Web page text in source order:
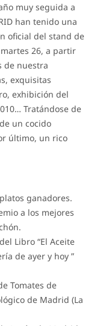
muy seguida a
han tenido una
oficial del stand de
26, a partir
de nuestra
exquisitas
exhibición del
Tratándose de
un cocido
último, un rico
ganadores.
a los mejores
Libro “El Aceite
de ayer y hoy ”
Tomates de
de Madrid (La